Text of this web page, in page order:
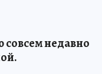
совсем недавно